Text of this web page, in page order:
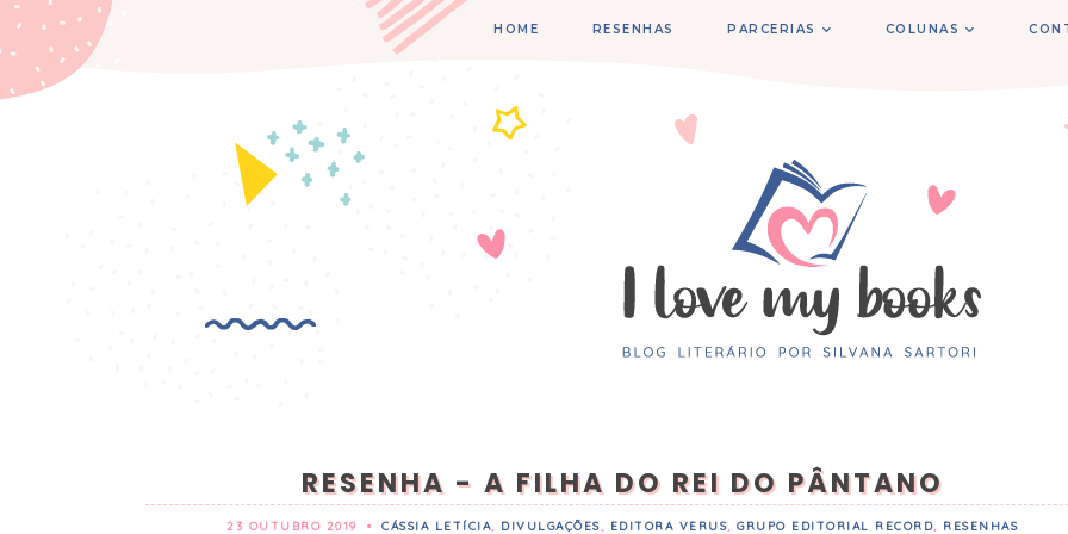
HOME RESENHAS PARCERIAS COLUNAS
RESENHA - A FILHA DO REI DO PÂNTANO
23 OUTUBRO 2019 • CÁSSIA LETÍCIA DIVULGAÇÕES EDITORA VERUS GRUPO EDITORIAL RECORD RESENHAS